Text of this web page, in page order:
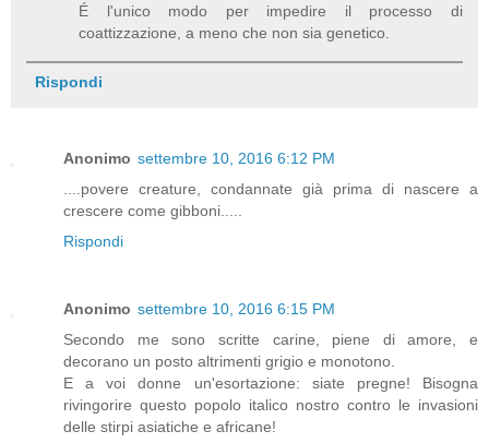
É l'unico modo per impedire il processo di
coattizzazione, a meno che non sia genetico.
Rispondi
Anonimo settembre 10, 2016 6:12 PM
....povere creature, condannate già prima di nascere a
crescere come gibboni.....
Rispondi
Anonimo settembre 10, 2016 6:15 PM
Secondo me sono scritte carine, piene di amore, e
decorano un posto altrimenti grigio e monotono.
E a voi donne un'esortazione: siate pregne! Bisogna
rivingorire questo popolo italico nostro contro le invasioni
delle stirpi asiatiche e africane!